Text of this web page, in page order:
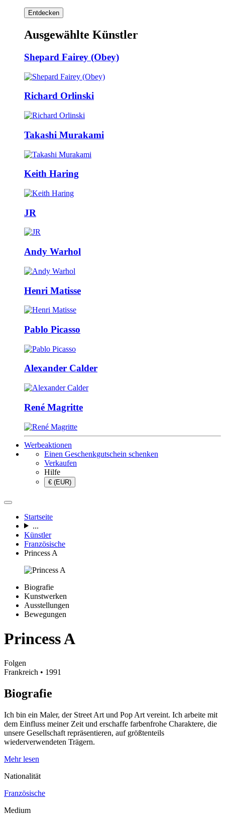
Entdecken
Ausgewählte Künstler
Shepard Fairey (Obey)
Richard Orlinski
Takashi Murakami
Keith Haring
JR
Andy Warhol
Henri Matisse
Pablo Picasso
Alexander Calder
René Magritte
Werbeaktionen
Einen Geschenkgutschein schenken
Verkaufen
Hilfe
€ (EUR)
Startseite
...
Künstler
Französische
Princess A
Biografie
Kunstwerken
Ausstellungen
Bewegungen
Princess A
Folgen
Frankreich • 1991
Biografie
Ich bin ein Maler, der Street Art und Pop Art vereint. Ich arbeite mit
dem Einfluss meiner Zeit und erschaffe farbenfrohe Charaktere, die
unsere Gesellschaft repräsentieren, auf größtenteils
wiederverwendeten Trägern.
Mehr lesen
Nationalität
Französische
Medium